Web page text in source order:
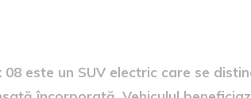
08 este un SUV electric care se